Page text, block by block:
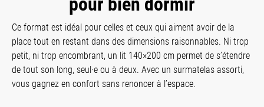
Ce format est idéal pour celles et ceux qui aiment avoir de la
place tout en restant dans des dimensions raisonnables. Ni trop
petit, ni trop encombrant, un lit 140×200 cm permet de s’étendre
de tout son long, seul·e ou à deux. Avec un surmatelas assorti,
vous gagnez en confort sans renoncer à l’espace.